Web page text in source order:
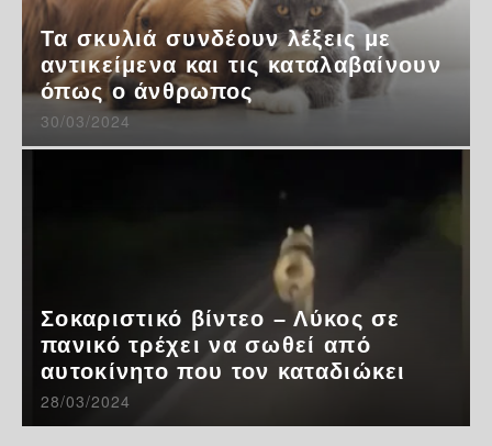
Τα σκυλιά συνδέουν λέξεις με
αντικείμενα και τις καταλαβαίνουν
όπως ο άνθρωπος
30/03/2024
Σοκαριστικό βίντεο – Λύκος σε
πανικό τρέχει να σωθεί από
αυτοκίνητο που τον καταδιώκει
28/03/2024